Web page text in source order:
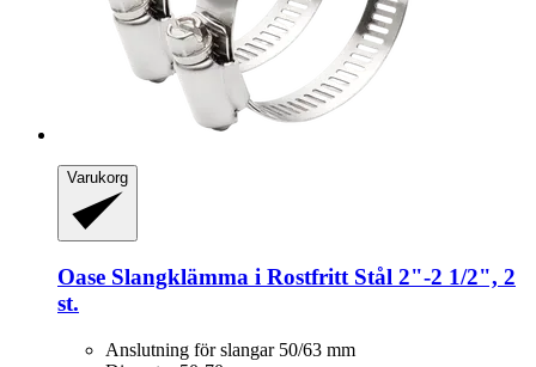
Varukorg
Oase Slangklämma i Rostfritt Stål 2"-​2 1/2", 2
st.
Anslutning för slangar 50/63 mm